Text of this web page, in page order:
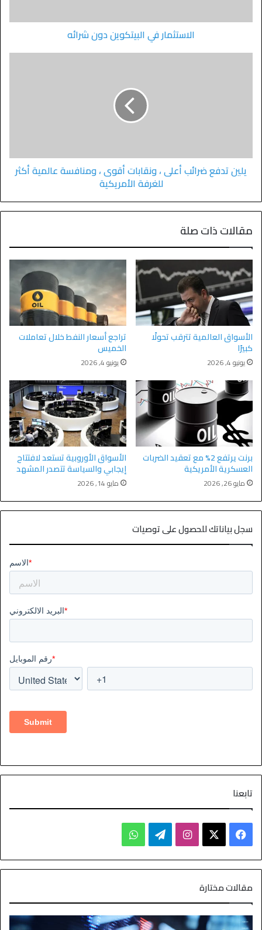
الاستثمار في البيتكوين دون شرائه
يلين تدفع ضرائب أعلى ، ونقابات أقوى ، ومنافسة عالمية أكثر
للغرفة الأمريكية
مقالات ذات صلة
الأسواق العالمية تترقب تحولًا
كبيرًا
يونيو 4, 2026
تراجع أسعار النفط خلال تعاملات
الخميس
يونيو 4, 2026
برنت يرتفع 2% مع تعقيد الضربات
العسكرية الأمريكية
مايو 26, 2026
الأسواق الأوروبية تستعد لافتتاح
إيجابي والسياسة تتصدر المشهد
مايو 14, 2026
سجل بياناتك للحصول على توصيات
تابعنا
مقالات مختارة